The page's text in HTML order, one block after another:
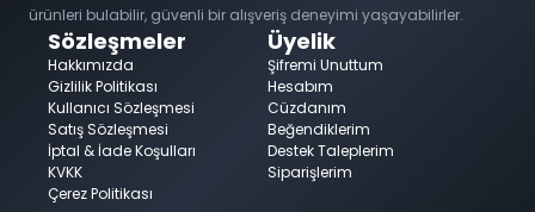
ürünleri bulabilir, güvenli bir alışveriş deneyimi yaşayabilirler.
Sözleşmeler
Hakkımızda
Gizlilik Politikası
Kullanıcı Sözleşmesi
Satış Sözleşmesi
İptal & İade Koşulları
KVKK
Çerez Politikası
Üyelik
Şifremi Unuttum
Hesabım
Cüzdanım
Beğendiklerim
Destek Taleplerim
Siparişlerim